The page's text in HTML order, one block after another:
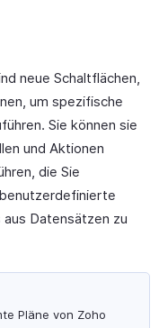
neue Schaltflächen,
um spezifische
Sie können sie
und Aktionen
die Sie
Datensätzen zu
Pläne von Zoho